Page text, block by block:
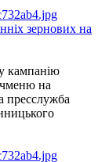
зернових на
кампанію
на
пресслужба